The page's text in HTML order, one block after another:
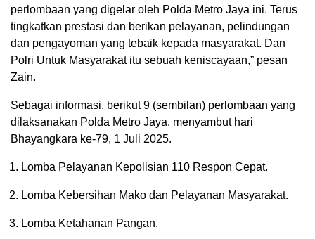
perlombaan yang digelar oleh Polda Metro Jaya ini. Terus
tingkatkan prestasi dan berikan pelayanan, pelindungan
dan pengayoman yang tebaik kepada masyarakat. Dan
Polri Untuk Masyarakat itu sebuah keniscayaan,” pesan
Zain.
Sebagai informasi, berikut 9 (sembilan) perlombaan yang
dilaksanakan Polda Metro Jaya, menyambut hari
Bhayangkara ke-79, 1 Juli 2025.
Lomba Pelayanan Kepolisian 110 Respon Cepat.
Lomba Kebersihan Mako dan Pelayanan Masyarakat.
Lomba Ketahanan Pangan.